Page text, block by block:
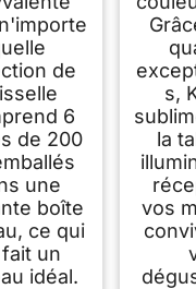
de
6
de 200
une
boîte
ce qui
un
idéal.
s,
la
vos